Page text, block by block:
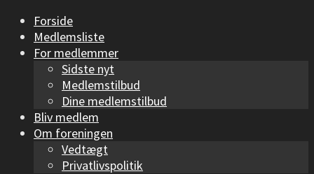
Forside
Medlemsliste
For medlemmer
Sidste nyt
Medlemstilbud
Dine medlemstilbud
Bliv medlem
Om foreningen
Vedtægt
Privatlivspolitik